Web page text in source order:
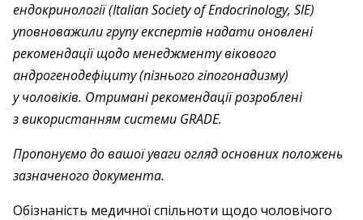
ендокринології (Italian Society of Endocrinology, SIE)
уповноважили групу експертів надати оновлені
рекомендації щодо ­менеджменту вікового
андрогенодефіциту (пізнього гіпогонадизму)
у чоловіків. Отримані рекомендації розроблені
з використанням системи GRADE.
Пропонуємо до вашої уваги огляд основних положень
зазначеного документа.
Обізнаність медичної спільноти щодо чоловічого